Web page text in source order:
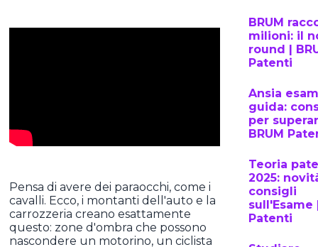
Pensa di avere dei paraocchi, come i
cavalli. Ecco, i montanti dell'auto e la
carrozzeria creano esattamente
questo: zone d'ombra che possono
nascondere un motorino, un ciclista
BRUM
milioni: il
round |
Patenti
Ansia
guida:
per
BRUM
Teoria
2025:
consigli
sull'Esame
Patenti